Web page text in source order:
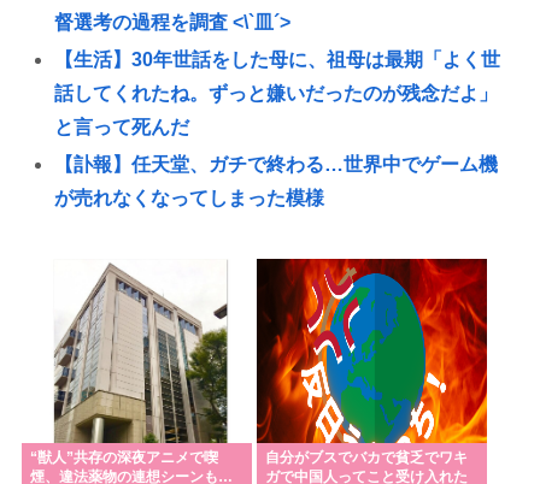
督選考の過程を調査 <\`皿´>
【生活】30年世話をした母に、祖母は最期「よく世
話してくれたね。ずっと嫌いだったのが残念だよ」
と言って死んだ
【訃報】任天堂、ガチで終わる…世界中でゲーム機
が売れなくなってしまった模様
し大量のSPを従え演説台にも全面防弾ガラスを設置
「パトレイバー」の最新書籍、マニアックすぎて誰
が買うのか謎
お盆、ホテル代高くね🤨
【スクリプト負けてて草w】「色々勉強した結果、理
系以外はエラー品だと気付いた【ガチ】」につい
“獣人”共存の深夜アニメで喫
煙、違法薬物の連想シーンも…
自分がブスでバカで貧乏でワキ
ガで中国人ってこと受け入れた